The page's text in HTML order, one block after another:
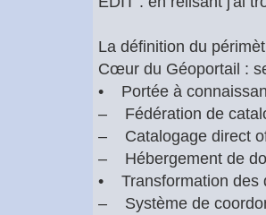
La définition du
Cœur du Géoportail :
• Portée à
– Fédération de
– Catalogage direct
– Hébergement de
• Transformation des
– Système de